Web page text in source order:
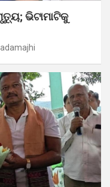
ଭିଟାମାଟିକୁ